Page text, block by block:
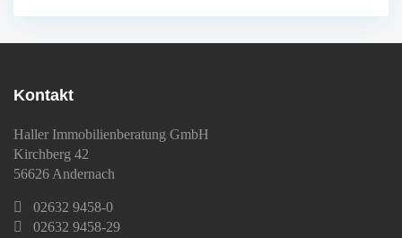
Kontakt
Haller Immobilienberatung GmbH
Kirchberg 42
56626 Andernach
02632 9458-0
02632 9458-29